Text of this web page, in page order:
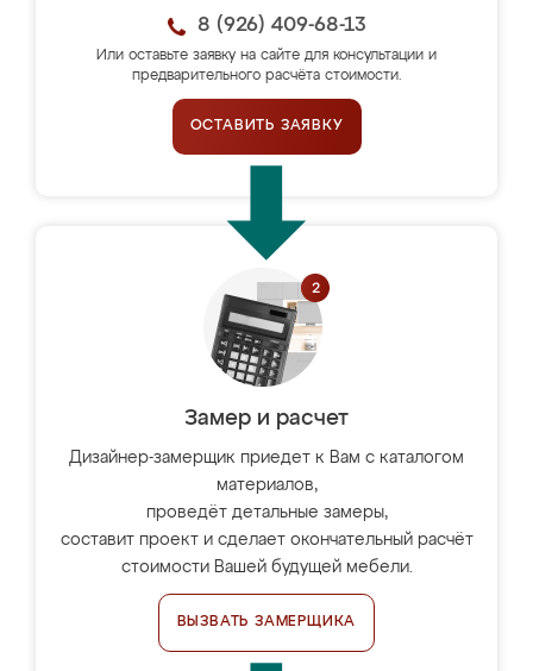
8 (926) 409-68-13
Или оставьте заявку на сайте для консультации и
предварительного расчёта стоимости.
ОСТАВИТЬ ЗАЯВКУ
Замер и расчет
Дизайнер-замерщик приедет к Вам с каталогом
материалов,
проведёт детальные замеры,
составит проект и сделает окончательный расчёт
стоимости Вашей будущей мебели.
ВЫЗВАТЬ ЗАМЕРЩИКА